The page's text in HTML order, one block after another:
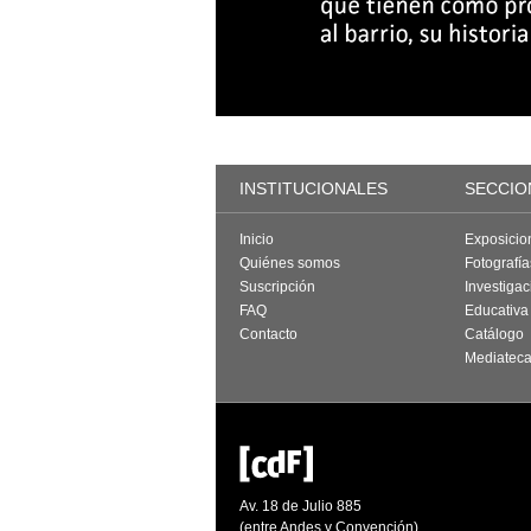
INSTITUCIONALES
Inicio
Quiénes somos
Suscripción
FAQ
Contacto
Educativa
Catálogo
Mediateca
Av. 18 de Julio 885
(entre Andes y Convención)